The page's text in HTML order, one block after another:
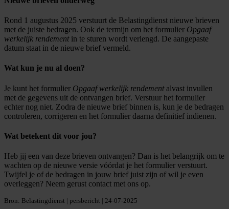
Rond 1 augustus 2025 verstuurt de Belastingdienst nieuwe brieven
met de juiste bedragen. Ook de termijn om het formulier Opgaaf
werkelijk rendementin te sturen wordt verlengd. De aangepaste
datum staat in de nieuwe brief vermeld.
Wat kun je nu al doen?
Je kunt het formulier Opgaaf werkelijk rendementalvast invullen
met de gegevens uit de ontvangen brief. Verstuur het formulier
echter nog niet. Zodra de nieuwe brief binnen is, kun je de bedragen
controleren, corrigeren en het formulier daarna definitief indienen.
Wat betekent dit voor jou?
Heb jij een van deze brieven ontvangen? Dan is het belangrijk om te
wachten op de nieuwe versie vóórdat je het formulier verstuurt.
Twijfel je of de bedragen in jouw brief juist zijn of wil je even
overleggen? Neem gerust contact met ons op.
Bron: Belastingdienst | persbericht | 24-07-2025